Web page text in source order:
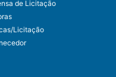
de Licitação
Licitação